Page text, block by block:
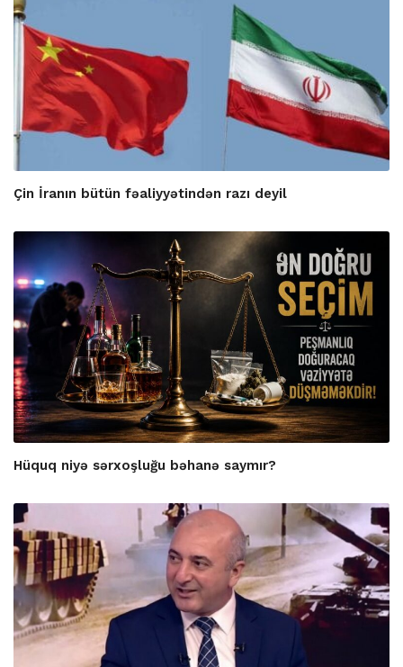
Çin İranın bütün fəaliyyətindən razı deyil
Hüquq niyə sərxoşluğu bəhanə saymır?